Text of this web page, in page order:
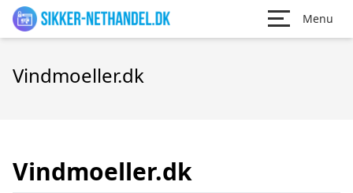
Menu
Vindmoeller.dk
Vindmoeller.dk